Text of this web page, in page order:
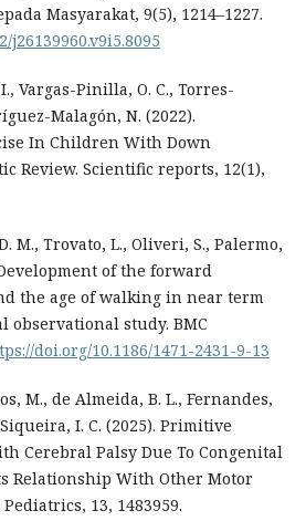
Masyarakat, 9(5), 1214–1227.
j26139960.v9i5.8095
Vargas-Pinilla, O. C., Torres-
Malagón, N. (2022).
In Children With Down
Review. Scientific reports, 12(1),
M., Trovato, L., Oliveri, S., Palermo,
of the forward
the age of walking in near term
study. BMC
doi.org/10.1186/1471-2431-9-13
M., de Almeida, B. L., Fernandes,
I. C. (2025). Primitive
Cerebral Palsy Due To Congenital
Relationship With Other Motor
13, 1483959.